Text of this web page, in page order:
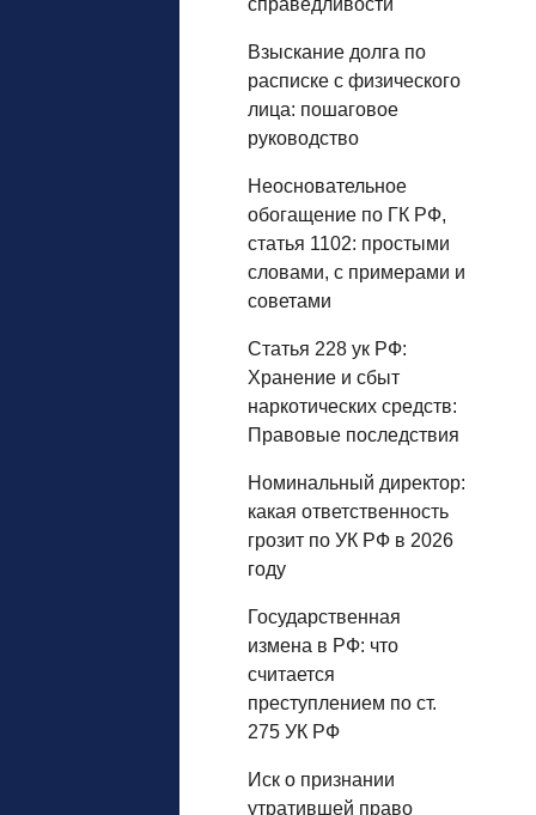
справедливости
Взыскание долга по
расписке с физического
лица: пошаговое
руководство
Неосновательное
обогащение по ГК РФ,
статья 1102: простыми
словами, с примерами и
советами
Статья 228 ук РФ:
Хранение и сбыт
наркотических средств:
Правовые последствия
Номинальный директор:
какая ответственность
грозит по УК РФ в 2026
году
Государственная
измена в РФ: что
считается
преступлением по ст.
275 УК РФ
Иск о признании
утратившей право